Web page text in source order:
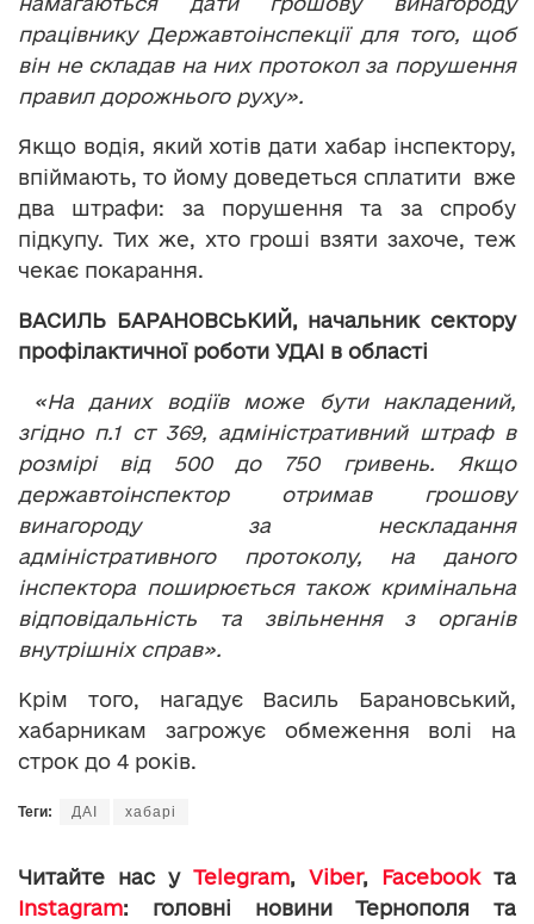
працівнику Державтоінспекції для того, щоб
він не складав на них протокол за порушення
правил дорожнього руху».
Якщо водія, який хотів дати хабар інспектору,
впіймають, то йому доведеться сплатити вже
два штрафи: за порушення та за спробу
підкупу. Тих же, хто гроші взяти захоче, теж
чекає покарання.
ВАСИЛЬ БАРАНОВСЬКИЙ, начальник сектору
профілактичної роботи УДАІ в області
«На даних водіїв може бути накладений,
згідно п.1 ст 369, адміністративний штраф в
розмірі від 500 до 750 гривень. Якщо
державтоінспектор отримав грошову
винагороду за нескладання
адміністративного протоколу, на даного
інспектора поширюється також кримінальна
відповідальність та звільнення з органів
внутрішніх справ».
Крім того, нагадує Василь Барановський,
хабарникам загрожує обмеження волі на
строк до 4 років.
Теги: ДАІ хабарі
Читайте нас у Telegram, Viber, Facebookта
Instagram: головні новини Тернополя та